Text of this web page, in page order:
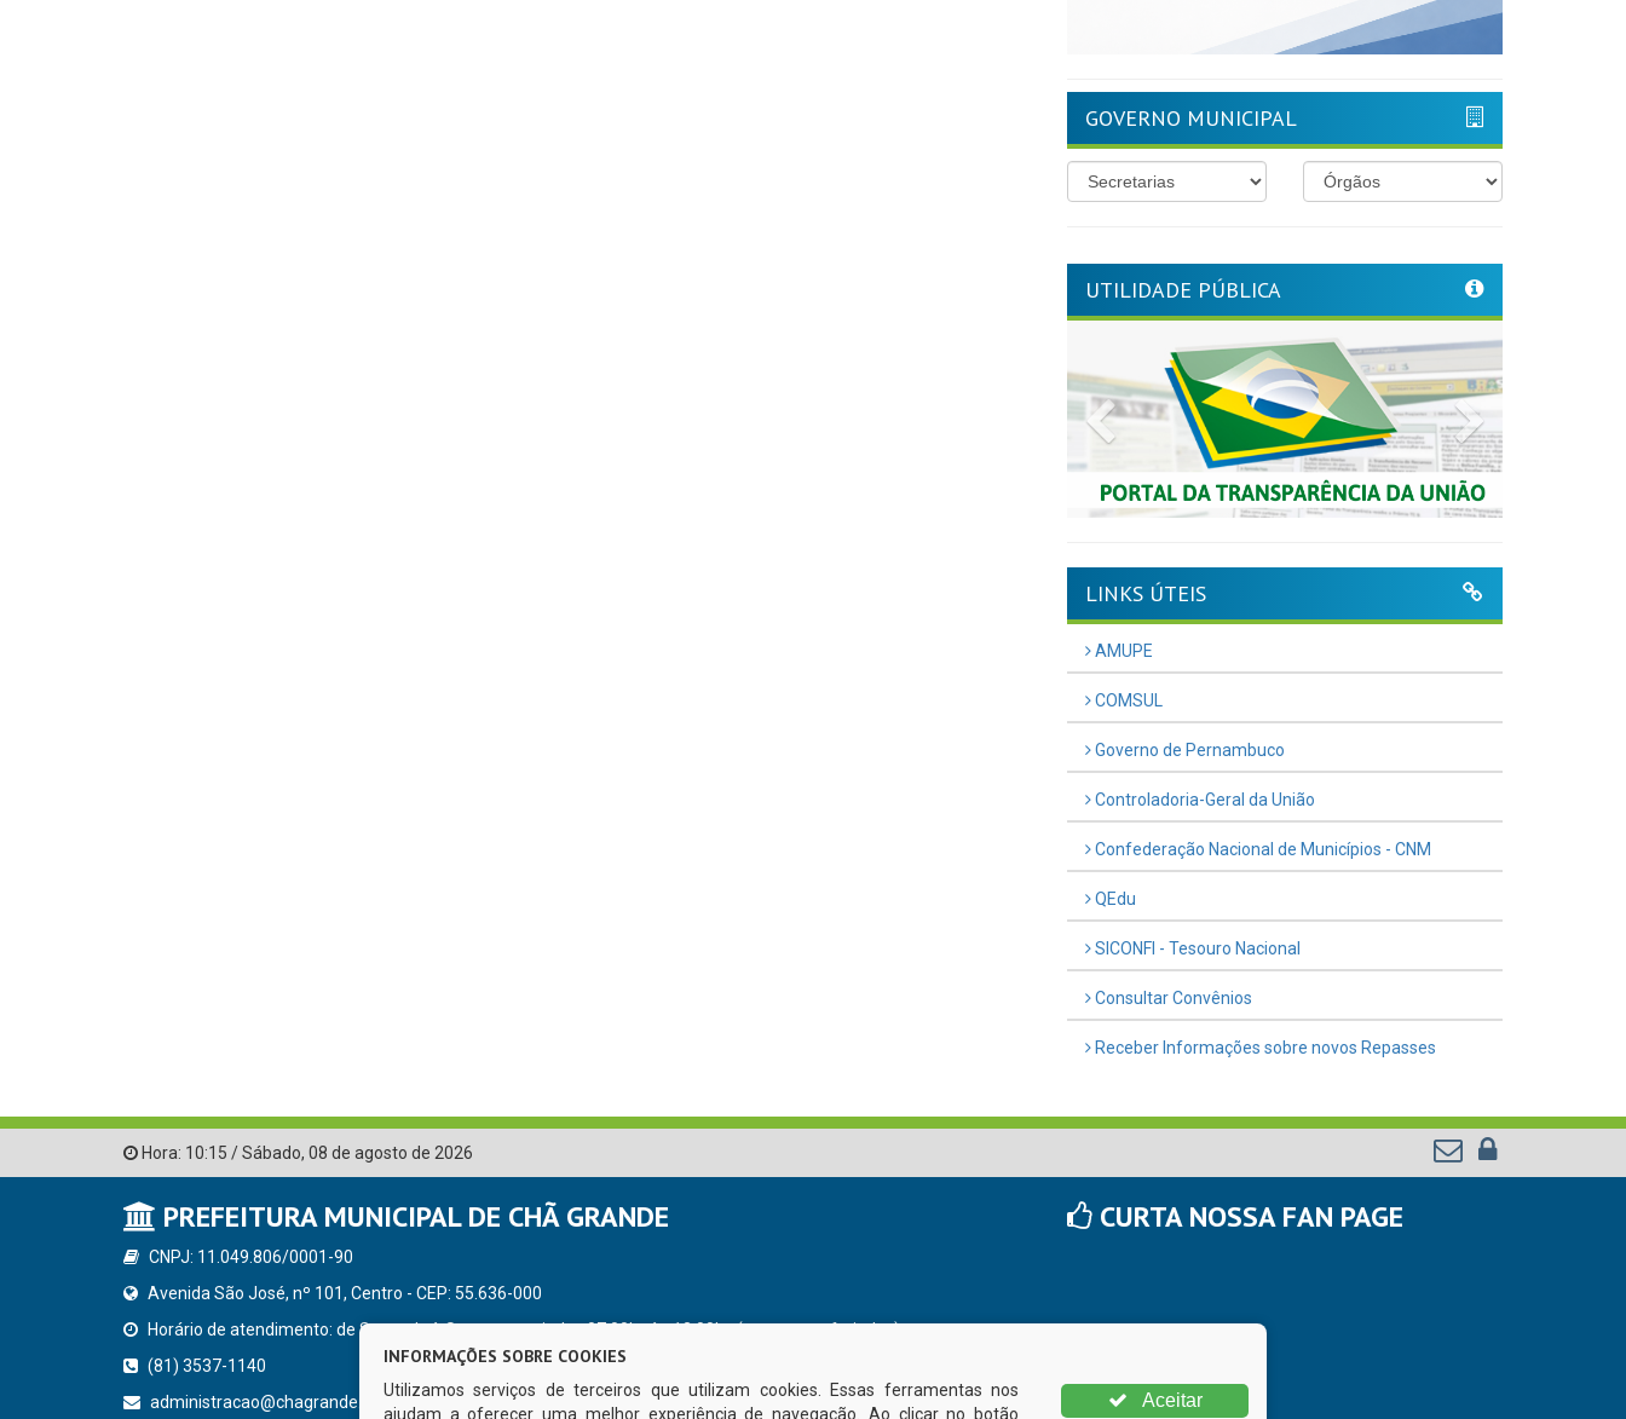
GOVERNO MUNICIPAL
UTILIDADE PÚBLICA
Previous
LINKS ÚTEIS
AMUPE
COMSUL
Governo de Pernambuco
Controladoria-Geral da União
Confederação Nacional de Municípios - CNM
QEdu
SICONFI - Tesouro Nacional
Consultar Convênios
Receber Informações sobre novos Repasses
Hora: 10:15 /Sábado, 08 de agosto de 2026
PREFEITURA MUNICIPAL DE CHÃ GRANDE
CNPJ: 11.049.806/0001-90
Avenida São José, nº 101, Centro - CEP: 55.636-000
Horário de atendimento: de Segunda à Sexta, a partir das 07:00hs às 13:00hs (exceto nos feriados)
(81) 3537-1140
administracao@chagrande.pe.gov.br
CURTA NOSSA FAN PAGE
INFORMAÇÕES SOBRE COOKIES
Utilizamos serviços de terceiros que utilizam cookies. Essas ferramentas nos
ajudam a oferecer uma melhor experiência de navegação. Ao clicar no botão
Aceitar